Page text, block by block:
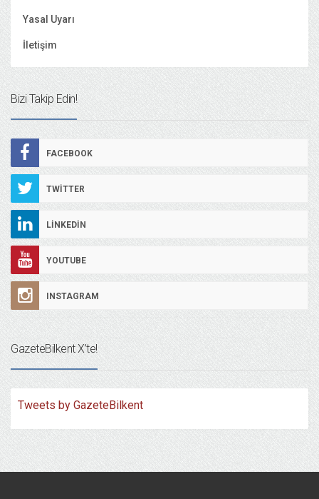
Yasal Uyarı
İletişim
Bizi Takip Edin!
FACEBOOK
TWITTER
LINKEDIN
YOUTUBE
INSTAGRAM
GazeteBilkent X’te!
Tweets by GazeteBilkent